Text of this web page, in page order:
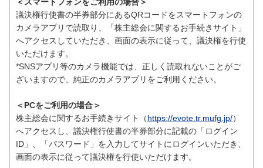
議決権行使書の半券部分にあるQRコードをスマートフォンの
カメラアプリで読取り、「株主総会に関するお手続きサイト」
へアクセスしていただき、画面の表示に従って、議決権を行使
いただけます。
*SNSアプリ等のカメラ機能では、正しく読取れないことがご
ざいますので、純正のカメラアプリをご利用ください。
＜PCをご利用の場合＞
株主総会に関するお手続きサイト（https://evote.tr.mufg.jp/）
へアクセスし、議決権行使書の半券部分に記載の「ログイン
ID」、「パスワード」を入力してサイトにログインいただき、
画面の表示に従って議決権を行使いただけます。